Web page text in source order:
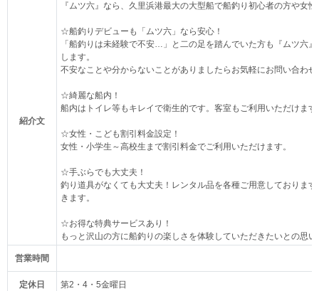
紹介文
『ムツ六』なら、久里浜港最大の大型船で船釣り初心者の方や女
☆船釣りデビューも「ムツ六」なら安心！
「船釣りは未経験で不安…」と二の足を踏んでいた方も『ムツ六
します。
不安なことや分からないことがありましたらお気軽にお問い合わ
☆綺麗な船内！
船内はトイレ等もキレイで衛生的です。客室もご利用いただけま
☆女性・こども割引料金設定！
女性・小学生～高校生まで割引料金でご利用いただけます。
☆手ぶらでも大丈夫！
釣り道具がなくても大丈夫！レンタル品を各種ご用意しておりま
きます。
☆お得な特典サービスあり！
もっと沢山の方に船釣りの楽しさを体験していただきたいとの思
営業時間
定休日 第2・4・5金曜日